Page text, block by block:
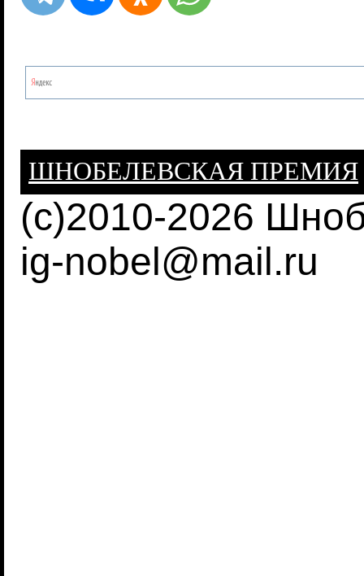
ШНОБЕЛЕВСКАЯ ПРЕМИЯ
(c)2010-2026
ig-nobel@mail.ru